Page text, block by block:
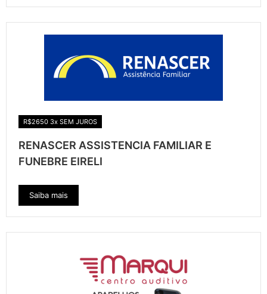
R$2650 3x SEM JUROS
RENASCER ASSISTENCIA FAMILIAR E
FUNEBRE EIRELI
Saiba mais